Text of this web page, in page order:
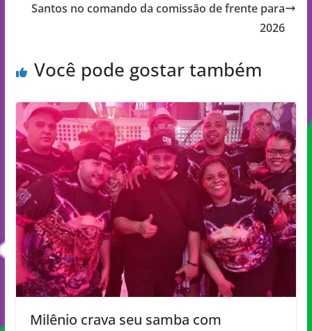
Santos no comando da comissão de frente para
2026
Você pode gostar também
Milênio crava seu samba com